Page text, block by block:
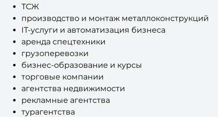
ТСЖ
производство и монтаж металлоконструкций
IT-услуги и автоматизация бизнеса
аренда спецтехники
грузоперевозки
бизнес-образование и курсы
торговые компании
агентства недвижимости
рекламные агентства
турагентства